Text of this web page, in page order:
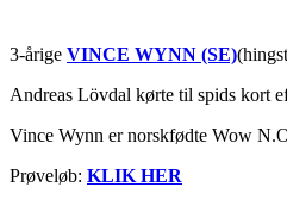
3-årige VINCE WYNN (SE)
Andreas Lövdal kørte til spids kort
Vince Wynn er norskfødte Wow
Prøveløb: KLIK HER